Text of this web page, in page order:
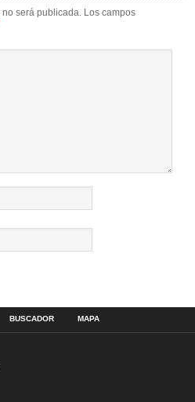
será publicada. Los campos
BUSCADOR MAPA